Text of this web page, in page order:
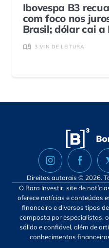
Ibovespa B3
com foco nos
Brasil; dólar cai a
3 MIN DE LEITURA
Direitos autorais © 2026.
O Bora Investir, site de
oferece notícias e conteúdos
financeiro e diversos tipos
composta por especialistas,
sólido e confiável, além de
conhecimentos